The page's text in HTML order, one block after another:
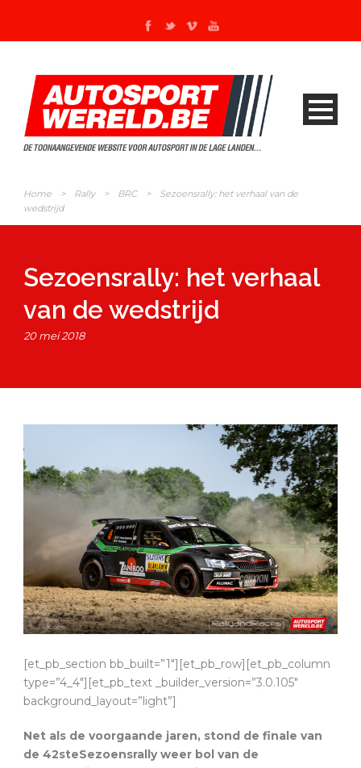
Home > Rally > BRC >
Sezoensrally: het verhaal van de
wedstrijd
Sezoensrally: het verhaal
van de wedstrijd
20 mei 2018
[et_pb_section bb_built=”1″][et_pb_row][et_pb_column
type=”4_4″][et_pb_text _builder_version=”3.0.105″
background_layout=”light”]
Net als de voorgaande jaren, stond de finale van
de 42steSezoensrally weer bol van de